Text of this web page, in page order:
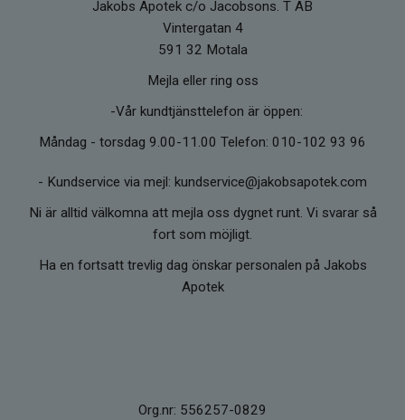
fullerener är väldigt starka antioxidanter och
lägger du till exempel en opolerad
kranvatten förändras vattnets struktur till att
likna smältvatten från glaciärer. Förr i tiden
Karelen för att rena vatten och används än
Karelska sten besitter även antibakteriella
egenskaper som desinficerar luften kring sig.
Fullerener upptäcktes 1985 och tilldelades
Nobelpriset i kemi 1996. (*)
* Om du är osäker på din hälsa, kontakta
Jakobs Apotek c/o Jacobsons. T AB
Vintergatan 4
591 32 Motala
Mejla eller ring oss
-Vår kundtjänsttelefon är öppen:
Måndag - torsdag 9.00-11.00 Telefon: 010-102 93 96
- Kundservice via mejl: kundservice@jakobsapotek.com
Ni är alltid välkomna att mejla oss dygnet runt. Vi svarar så
fort som möjligt.
Ha en fortsatt trevlig dag önskar personalen på Jakobs
Apotek
Org.nr: 556257-0829